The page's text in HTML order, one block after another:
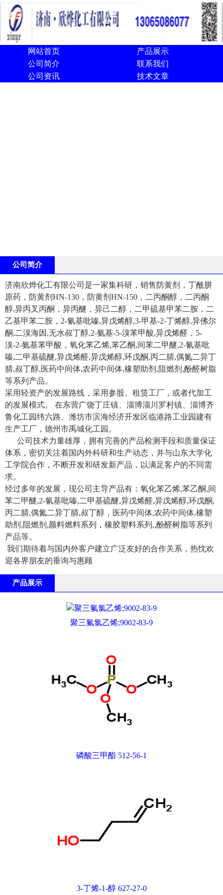
网站首页
产品展示
公司简介
联系我们
公司资讯
技术文章
公司简介
济南欣烨化工有限公司是一家集科研，销售防黄剂，丁酰肼
原药，防黄剂HN-130，防黄剂HN-150，二丙酮醇，二丙酮
醇,异丙叉丙酮，异丙醚，异己二醇，二甲硫基甲苯二胺，二
乙基甲苯二胺，2-氰基吡嗪,异戊烯醇,3-甲基-2-丁烯醇,异佛尔
酮,二溴海因,无水叔丁醇,2-氨基-5-溴苯甲酸,异戊烯醛，5-
溴-2-氨基苯甲酸，氧化苯乙烯,苯乙酮,间苯二甲醚,2-氰基吡
嗪,二甲基硫醚,异戊烯醛,异戊烯醇,环戊酮,丙二腈,偶氮二异丁
腈,叔丁醇,医药中间体,农药中间体,橡塑助剂,阻燃剂,酚醛树脂
等系列产品。
采用轻资产的发展路线，采用参股、租赁工厂，或者代加工
的发展模式。 在东营广饶丁庄镇、淄博淄川罗村镇、淄博齐
鲁化工园纬六路、潍坊市滨海经济开发区临港路工业园建有
生产工厂，德州市禹城化工园。
公司技术力量雄厚，拥有完善的产品检测手段和质量保证
体系，密切关注着国内外科研和生产动态，并与山东大学化
工学院合作，不断开发和研发新产品，以满足客户的不同需
求。
经过多年的发展，现公司主导产品有：氧化苯乙烯,苯乙酮,间
苯二甲醚,2-氰基吡嗪,二甲基硫醚,异戊烯醛,异戊烯醇,环戊酮,
丙二腈,偶氮二异丁腈,叔丁醇，医药中间体,农药中间体,橡塑
助剂,阻燃剂,颜料燃料系列，橡胶塑料系列,,酚醛树脂等系列
产品等。
我们期待着与国内外客户建立广泛友好的合作关系，热忱欢
迎各界朋友的垂询与惠顾
产品展示
聚三氟氯乙烯;9002-83-9
磷酸三甲酯 512-56-1
3-丁烯-1-醇 627-27-0